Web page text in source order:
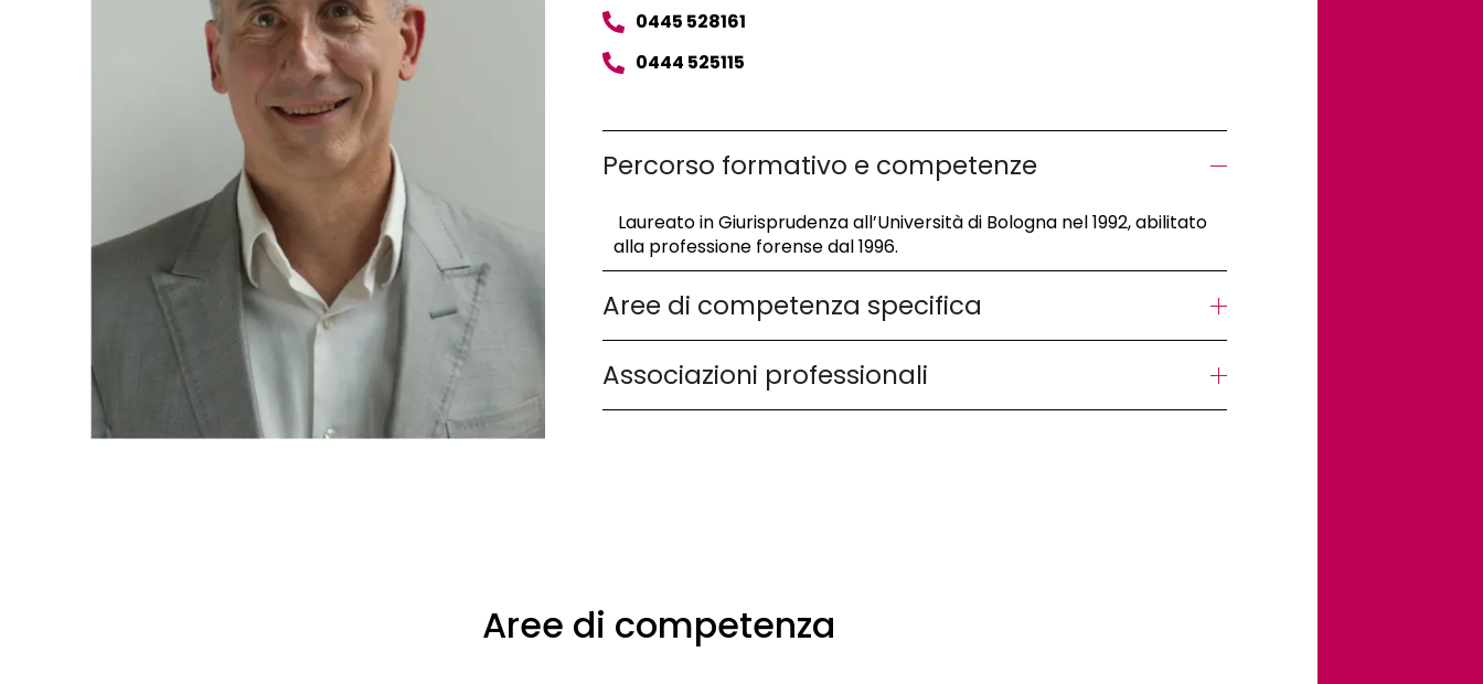
0445 528161
0444 525115
Percorso formativo e competenze
Laureato in Giurisprudenza all’Università di Bologna nel 1992, abilitato
alla professione forense dal 1996.
Aree di competenza specifica
Associazioni professionali
Aree di competenza